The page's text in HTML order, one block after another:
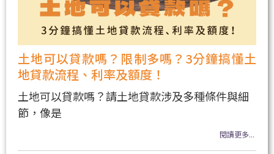
土地可以貸款嗎？限制多嗎？3分鐘搞懂土
地貸款流程、利率及額度！
土地可以貸款嗎？請土地貸款涉及多種條件與細
節，像是
閱讀更多...